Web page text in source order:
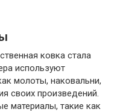
ковка стала
используют
молоты, наковальни,
своих произведений.
материалы, такие как